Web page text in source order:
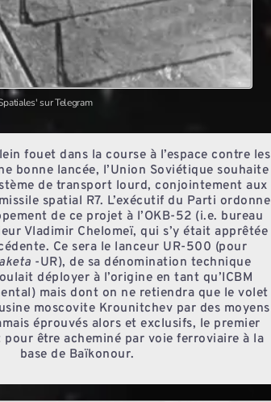
sur Telegram
fouet dans la course à l’espace contre les
bonne lancée, l’Union Soviétique souhaite
de transport lourd, conjointement aux
spatial R7. L’exécutif du Parti ordonne
de ce projet à l’OKB-52 (i.e. bureau
Vladimir Chelomeï, qui s’y était apprêtée
Ce sera le lanceur UR-500 (pour
-UR), de sa dénomination technique
déployer à l’origine en tant qu’ICBM
mais dont on ne retiendra que le volet
moscovite Krounitchev par des moyens
éprouvés alors et exclusifs, le premier
pour être acheminé par voie ferroviaire à la
base de Baïkonour.